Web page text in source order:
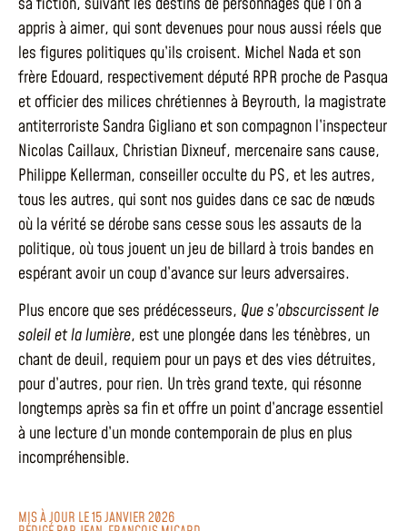
appris à aimer, qui sont devenues pour nous aussi réels que
les figures politiques qu’ils croisent. Michel Nada et son
frère Edouard, respectivement député RPR proche de Pasqua
et officier des milices chrétiennes à Beyrouth, la magistrate
antiterroriste Sandra Gigliano et son compagnon l’inspecteur
Nicolas Caillaux, Christian Dixneuf, mercenaire sans cause,
Philippe Kellerman, conseiller occulte du PS, et les autres,
tous les autres, qui sont nos guides dans ce sac de nœuds
où la vérité se dérobe sans cesse sous les assauts de la
politique, où tous jouent un jeu de billard à trois bandes en
espérant avoir un coup d’avance sur leurs adversaires.
Plus encore que ses prédécesseurs, Que s’obscurcissent le
soleilet la lumière, est une plongée dans les ténèbres, un
chant de deuil, requiem pour un pays et des vies détruites,
pour d’autres, pour rien. Un très grand texte, qui résonne
longtemps après sa fin et offre un point d’ancrage essentiel
à une lecture d’un monde contemporain de plus en plus
incompréhensible.
MIS À JOUR LE 15 JANVIER 2026